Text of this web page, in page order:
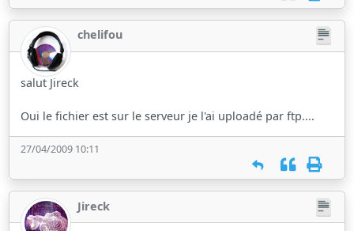
chelifou
salut Jireck
Oui le fichier est sur le serveur je l'ai uploadé par ftp....
27/04/2009 10:11
Jireck